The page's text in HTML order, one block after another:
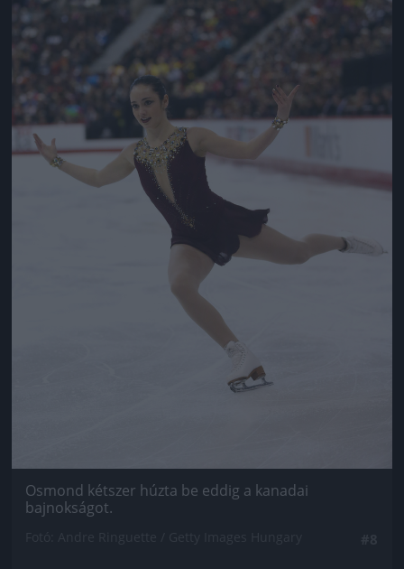
Jön még kép!
Osmond kétszer húzta be eddig a kanadai
bajnokságot.